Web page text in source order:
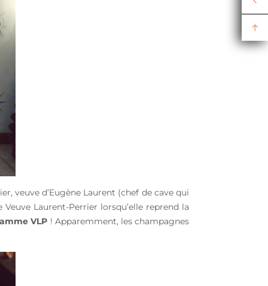
veuve d’Eugène Laurent (chef de cave qui
Laurent-Perrier lorsqu’elle reprend la
VLP ! Apparemment, les champagnes